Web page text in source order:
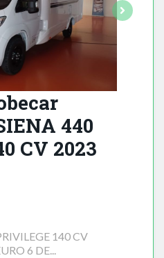
440
CV 2023
140 CV
6 DE...